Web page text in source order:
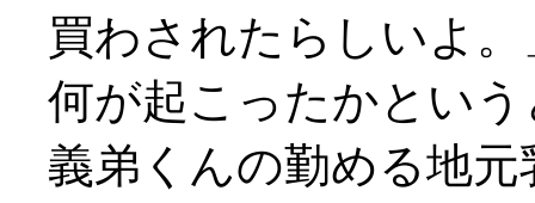
買わされたらしいよ。
何が起こったかという
義弟くんの勤める地